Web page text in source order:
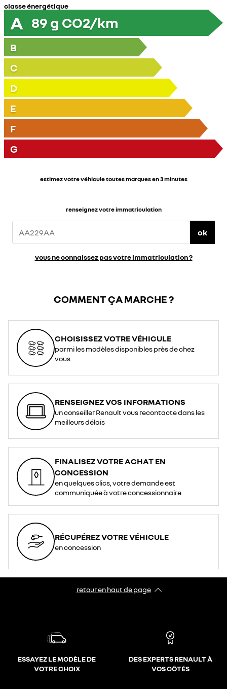
classe énergétique
A 89 g CO2/km
B
C
D
E
F
G
estimez votre véhicule toutes marques en 3 minutes
renseignez votre immatriculation
ok
vous ne connaissez pas votre immatriculation ?
COMMENT ÇA MARCHE ?
CHOISISSEZ VOTRE VÉHICULE
parmi les modèles disponibles près de chez
vous
RENSEIGNEZ VOS INFORMATIONS
un conseiller Renault vous recontacte dans les
meilleurs délais
FINALISEZ VOTRE ACHAT EN
CONCESSION
en quelques clics, votre demande est
communiquée à votre concessionnaire
RÉCUPÉREZ VOTRE VÉHICULE
en concession
retour en haut de page​
ESSAYEZ LE MODÈLE DE
VOTRE CHOIX
DES EXPERTS RENAULT À
VOS CÔTÉS